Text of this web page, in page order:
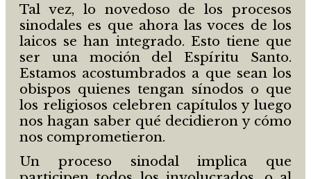
Tal vez, lo novedoso de los procesos
sinodales es que ahora las voces de los
laicos se han integrado. Esto tiene que
ser una moción del Espíritu Santo.
Estamos acostumbrados a que sean los
obispos quienes tengan sínodos o que
los religiosos celebren capítulos y luego
nos hagan saber qué decidieron y cómo
nos comprometieron.
Un proceso sinodal implica que